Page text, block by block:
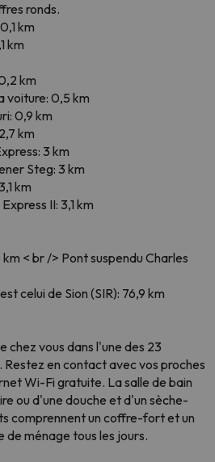
ronds.
km
km
km
voiture: 0,5 km
0,9 km
km
3 km
Steg: 3 km
km
II: 3,1 km
< br /> Pont suspendu Charles
celui de Sion (SIR): 76,9 km
chez vous dans l'une des 23
en contact avec vos proches
Wi-Fi gratuite. La salle de bain
ou d'une douche et d'un sèche-
comprennent un coffre-fort et un
de ménage tous les jours.